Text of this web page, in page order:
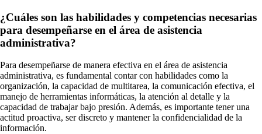
¿Cuáles son las habilidades y competencias necesarias
para desempeñarse en el área de asistencia
administrativa?
Para desempeñarse de manera efectiva en el área de asistencia
administrativa, es fundamental contar con habilidades como la
organización, la capacidad de multitarea, la comunicación efectiva, el
manejo de herramientas informáticas, la atención al detalle y la
capacidad de trabajar bajo presión. Además, es importante tener una
actitud proactiva, ser discreto y mantener la confidencialidad de la
información.